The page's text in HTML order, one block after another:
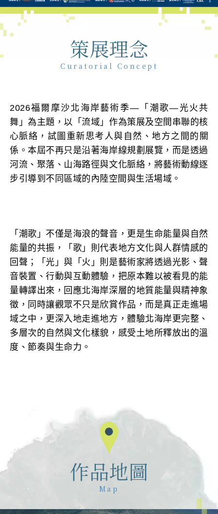
策展理念
Curatorial Concept
2026福爾摩沙北海岸藝術季—「潮歌—光火共
舞」為主題，以「流域」作為策展及空間串聯的核
心脈絡，試圖重新思考人與自然、地方之間的關
係。本屆不再只是沿著海岸線規劃展覽，而是透過
河流、聚落、山海路徑與文化脈絡，將藝術動線逐
步引導到不同區域的內陸空間與生活場域。
「潮歌」不僅是海浪的聲音，更是生命能量與自然
能量的共振，「歌」則代表地方文化與人群情感的
回聲；「光」與「火」則是藝術家將透過光影、聲
音裝置、行動與互動體驗，把原本難以被看見的能
量轉譯出來，回應北海岸深層的地質能量與精神象
徵，同時讓觀眾不只是欣賞作品，而是真正走進場
域之中，更深入地走進地方，體驗北海岸更完整、
多層次的自然與文化樣貌，感受土地所釋放出的溫
度、節奏與生命力。
作品地圖
Map